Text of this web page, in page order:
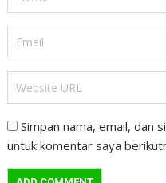
Simpan nama, email, dan
untuk komentar saya